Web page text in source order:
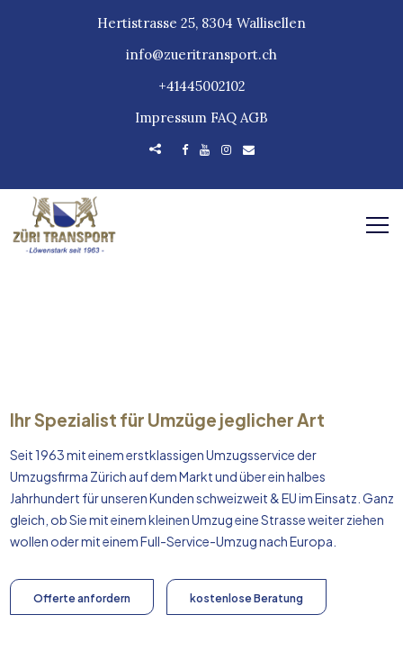
Hertistrasse 25, 8304 Wallisellen
info@zueritransport.ch
+41445002102
Impressum FAQ AGB
Ihr Spezialist für Umzüge jeglicher Art
Seit 1963 mit einem erstklassigen Umzugsservice der
Umzugsfirma Zürich auf dem Markt und über ein halbes
Jahrhundert für unseren Kunden schweizweit & EU im Einsatz. Ganz
gleich, ob Sie mit einem kleinen Umzug eine Strasse weiter ziehen
wollen oder mit einem Full-Service-Umzug nachEuropa
Offerte anfordern kostenlose Beratung